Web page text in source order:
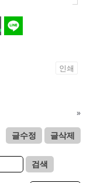
인쇄
»
글수정 글삭제
검색